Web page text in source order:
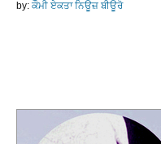
by: ਕੌਮੀ ਏਕਤਾ ਨਿਊਜ਼ ਬੀਊਰੋ